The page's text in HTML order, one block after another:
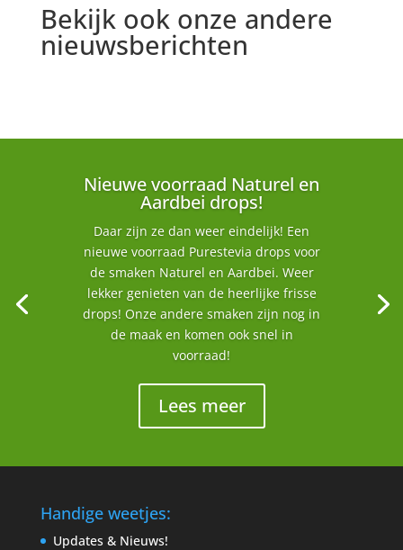
Bekijk ook onze andere
nieuwsberichten
Nieuwe voorraad Naturel en
Aardbei drops!
Daar zijn ze dan weer eindelijk! Een
nieuwe voorraad Purestevia drops voor
de smaken Naturel en Aardbei. Weer
lekker genieten van de heerlijke frisse
drops! Onze andere smaken zijn nog in
de maak en komen ook snel in
voorraad!
Lees meer
Handige weetjes:
Updates & Nieuws!